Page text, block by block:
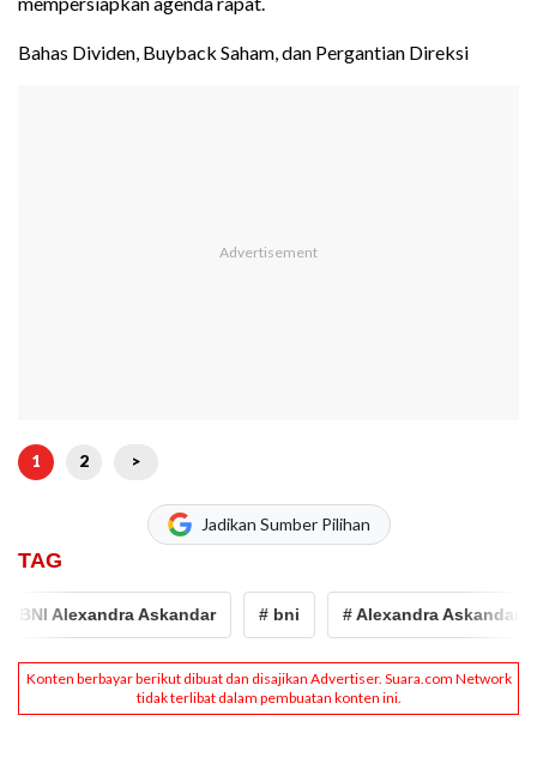
Bahas Dividen, Buyback Saham, dan Pergantian Direksi
1 2 >
Jadikan Sumber Pilihan
TAG
Alexandra Askandar # bni # Alexandra Askandar